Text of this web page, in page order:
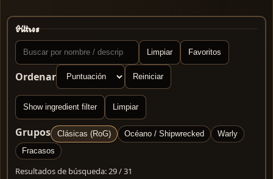
Filtros
Limpiar Favoritos
Ordenar Reiniciar
Show ingredient filter Limpiar
Grupos Clásicas (RoG) Océano / Shipwrecked
Warly
Fracasos
Resultados de búsqueda: 29 / 31